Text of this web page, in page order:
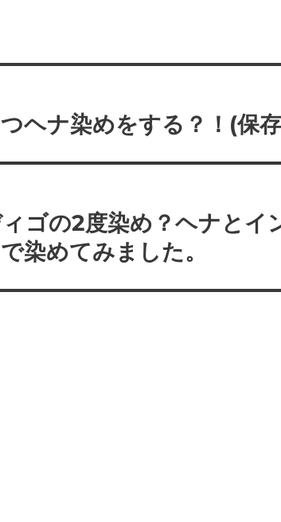
ヘナ染めをする？！(保
ゴの2度染め？ヘナとイ
染めてみました。